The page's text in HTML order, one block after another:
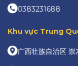
0383231688
Khu vực Trung
广西壮族自治区